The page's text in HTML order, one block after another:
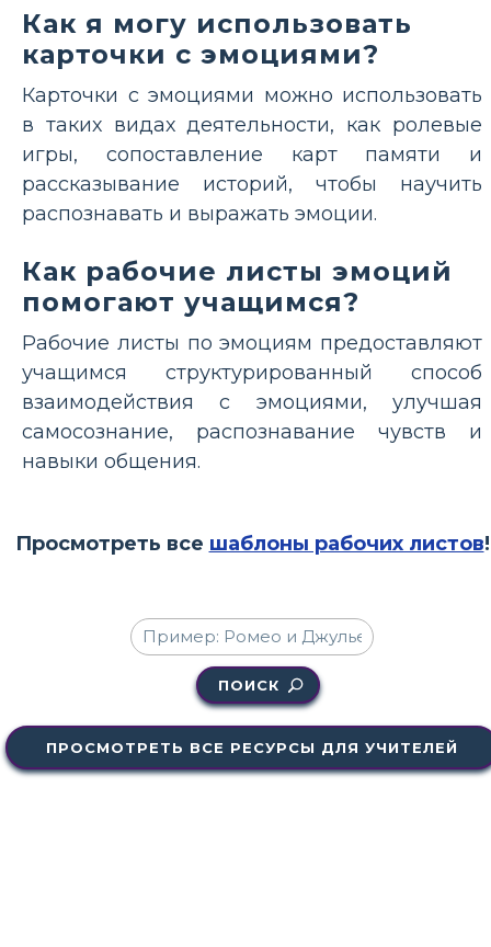
Как я могу использовать
карточки с эмоциями?
Карточки с эмоциями можно использовать
в таких видах деятельности, как ролевые
игры, сопоставление карт памяти и
рассказывание историй, чтобы научить
распознавать и выражать эмоции.
Как рабочие листы эмоций
помогают учащимся?
Рабочие листы по эмоциям предоставляют
учащимся структурированный способ
взаимодействия с эмоциями, улучшая
самосознание, распознавание чувств и
навыки общения.
Просмотреть все шаблоны рабочих листов!
ПОИСК
ПРОСМОТРЕТЬ ВСЕ РЕСУРСЫ ДЛЯ УЧИТЕЛЕЙ